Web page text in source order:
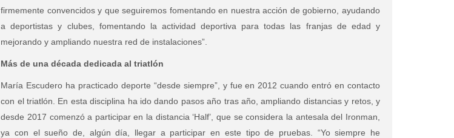
firmemente convencidos y que seguiremos fomentando en nuestra acción de gobierno, ayudando
a deportistas y clubes, fomentando la actividad deportiva para todas las franjas de edad y
mejorando y ampliando nuestra red de instalaciones”.
Más de una década dedicada al triatlón
María Escudero ha practicado deporte “desde siempre”, y fue en 2012 cuando entró en contacto
con el triatlón. En esta disciplina ha ido dando pasos año tras año, ampliando distancias y retos, y
desde 2017 comenzó a participar en la distancia ‘Half’, que se considera la antesala del Ironman,
ya con el sueño de, algún día, llegar a participar en este tipo de pruebas. “Yo siempre he